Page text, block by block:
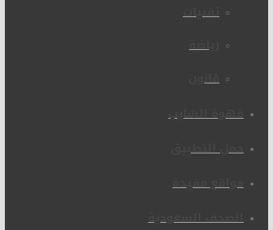
تقنيات
رياضة
قانون
قهوة الشايب
حمل التطبيق
مواقع مفيدة
الصحف السعودية